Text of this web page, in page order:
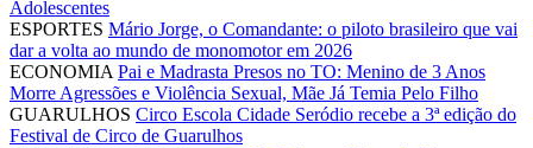
Adolescentes
ESPORTES Mário Jorge, o Comandante: o piloto brasileiro que vai
dar a volta ao mundo de monomotor em 2026
ECONOMIA Pai e Madrasta Presos no TO: Menino de 3 Anos
Morre Agressões e Violência Sexual, Mãe Já Temia Pelo Filho
GUARULHOS Circo Escola Cidade Seródio recebe a 3ª edição do
Festival de Circo de Guarulhos